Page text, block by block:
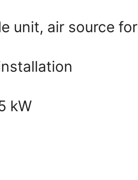
unit, air source for
kW